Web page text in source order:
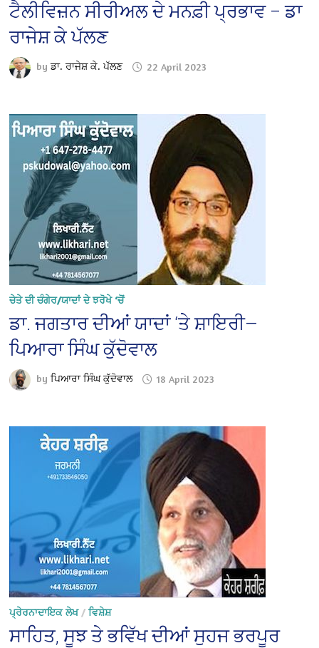
ਟੈਲੀਵਿਜ਼ਨ ਸੀਰੀਅਲ ਦੇ ਮਨਫ਼ੀ ਪ੍ਰਭਾਵ – ਡਾ
ਰਾਜੇਸ਼ ਕੇ ਪੱਲਣ
byਡਾ. ਰਾਜੇਸ਼ ਕੇ. ਪੱਲਣ 22 April 2023
ਚੇਤੇ ਦੀ ਚੰਗੇਰ/ਯਾਦਾਂ ਦੇ ਝਰੋਖੇ ‘ਚੋਂ
ਡਾ. ਜਗਤਾਰ ਦੀਆਂ ਯਾਦਾਂ ‘ਤੇ ਸ਼ਾਇਰੀ—
ਪਿਆਰਾ ਸਿੰਘ ਕੁੱਦੋਵਾਲ
byਪਿਆਰਾ ਸਿੰਘ ਕੁੱਦੋਵਾਲ 18 April 2023
ਪ੍ਰੇਰਨਾਦਾਇਕ ਲੇਖ/ਵਿਸ਼ੇਸ਼
ਸਾਹਿਤ, ਸੂਝ ਤੇ ਭਵਿੱਖ ਦੀਆਂ ਸੁਹਜ ਭਰਪੂਰ